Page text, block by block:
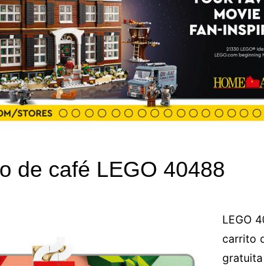
de café LEGO 40488
LEGO
carrito